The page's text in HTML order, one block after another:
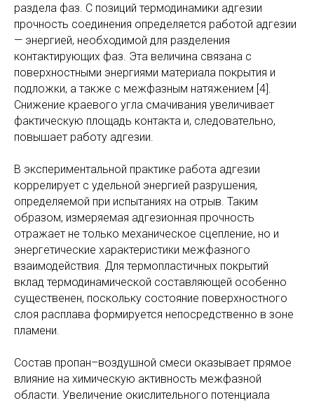
раздела фаз. С позиций термодинамики адгезии
прочность соединения определяется работой адгезии
— энергией, необходимой для разделения
контактирующих фаз. Эта величина связана с
поверхностными энергиями материала покрытия и
подложки, а также с межфазным натяжением [4].
Снижение краевого угла смачивания увеличивает
фактическую площадь контакта и, следовательно,
повышает работу адгезии.
В экспериментальной практике работа адгезии
коррелирует с удельной энергией разрушения,
определяемой при испытаниях на отрыв. Таким
образом, измеряемая адгезионная прочность
отражает не только механическое сцепление, но и
энергетические характеристики межфазного
взаимодействия. Для термопластичных покрытий
вклад термодинамической составляющей особенно
существенен, поскольку состояние поверхностного
слоя расплава формируется непосредственно в зоне
пламени.
Состав пропан–воздушной смеси оказывает прямое
влияние на химическую активность межфазной
области. Увеличение окислительного потенциала